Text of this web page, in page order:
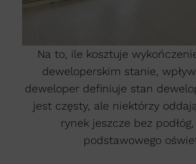
Na to, ile kosztuje
deweloperskim stanie,
deweloper definiuje stan
jest częsty, ale niektórzy
rynek jeszcze bez
podstawowego